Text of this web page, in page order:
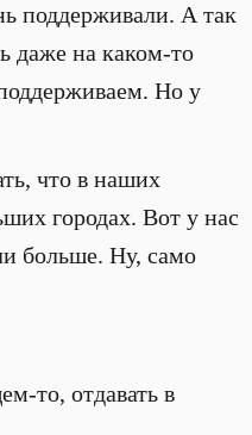
поддерживали. А так
даже на каком-то
Но у
что в наших
городах. Вот у нас
больше. Ну, само
то, отдавать в